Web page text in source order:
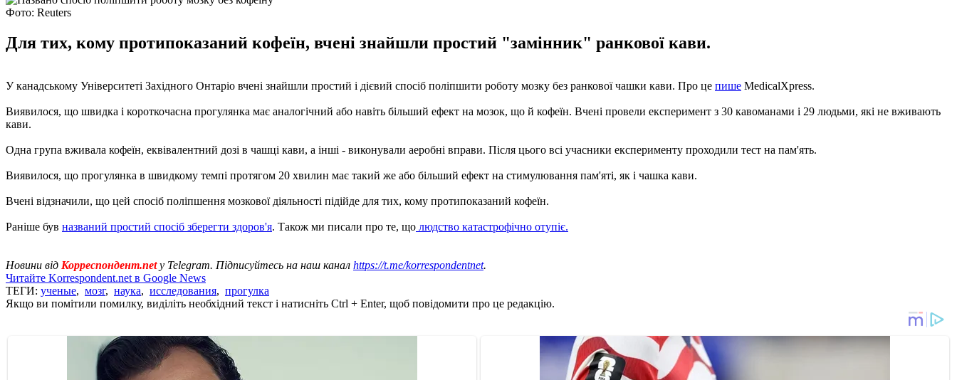
Фото: Reuters
Для тих, кому протипоказаний кофеїн, вчені знайшли простий "замінник" ранкової кави.
У канадському Університеті Західного Онтаріо вчені знайшли простий і дієвий спосіб поліпшити роботу мозку без ранкової чашки кави. Про це пише MedicalXpress.
Виявилося, що швидка і короткочасна прогулянка має аналогічний або навіть більший ефект на мозок, що й кофеїн. Вчені провели експеримент з 30 кавоманами і 29 людьми, які не вживають
кави.
Одна група вживала кофеїн, еквівалентний дозі в чашці кави, а інші - виконували аеробні вправи. Після цього всі учасники експерименту проходили тест на пам'ять.
Виявилося, що прогулянка в швидкому темпі протягом 20 хвилин має такий же або більший ефект на стимулювання пам'яті, як і чашка кави.
Вчені відзначили, що цей спосіб поліпшення мозкової діяльності підійде для тих, кому протипоказаний кофеїн.
Раніше був названий простий спосіб зберегти здоров'я. Також ми писали про те, що людство катастрофічно отупіє.
Новини від Корреспондент.net у Telegram. Підписуйтесь на наш канал https://t.me/korrespondentnet.
Читайте Korrespondent.net в Google News
ТЕГИ: ученые, мозг, наука, исследования, прогулка
Якщо ви помітили помилку, виділіть необхідний текст і натисніть Ctrl + Enter, щоб повідомити про це редакцію.